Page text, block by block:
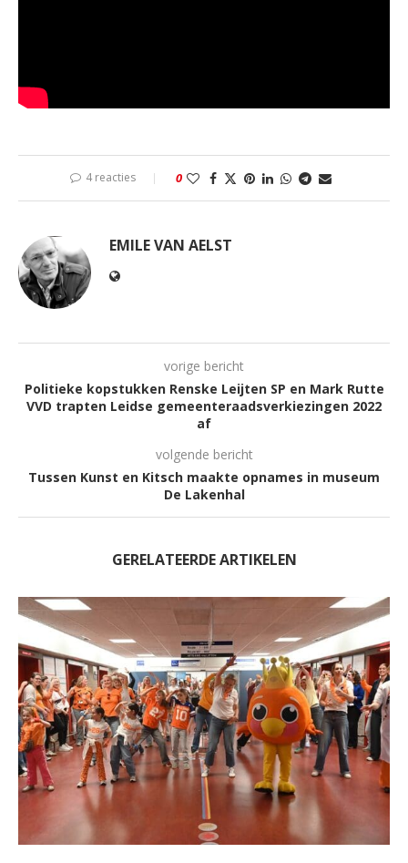
4 reacties 0
EMILE VAN AELST
vorige bericht
Politieke kopstukken Renske Leijten SP en Mark Rutte
VVD trapten Leidse gemeenteraadsverkiezingen 2022
af
volgende bericht
Tussen Kunst en Kitsch maakte opnames in museum
De Lakenhal
GERELATEERDE ARTIKELEN